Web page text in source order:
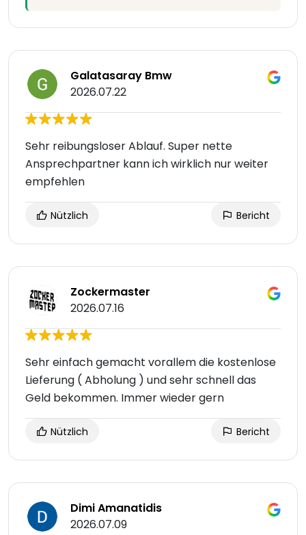
Galatasaray Bmw
2026.07.22
Sehr reibungsloser Ablauf. Super nette
Ansprechpartner kann ich wirklich nur weiter
empfehlen
Nützlich Bericht
Zockermaster
2026.07.16
Sehr einfach gemacht vorallem die kostenlose
Lieferung ( Abholung ) und sehr schnell das
Geld bekommen. Immer wieder gern
Nützlich Bericht
Dimi Amanatidis
2026.07.09